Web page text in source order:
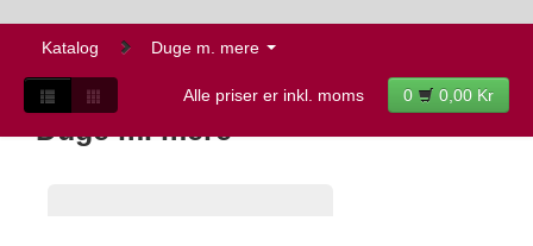
Katalog Duge m. mere
0 0,00 Kr
Alle priser er inkl. moms
Duge m. mere